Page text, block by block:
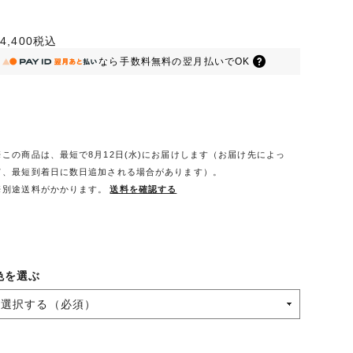
税込
なら 手数料無料の翌月払いでOK
の商品は、最短で8月12日(水)にお届けします（お届け先によっ
、最短到着日に数日追加される場合があります）。
途送料がかかります。
送料を確認する
を選ぶ